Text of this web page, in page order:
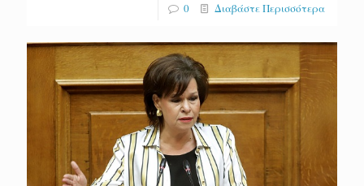
0 Διαβάστε Περισσότερα